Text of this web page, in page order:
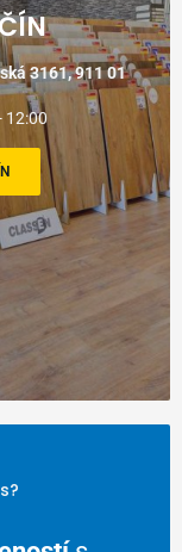
3161, 911 01
12:00
nás?